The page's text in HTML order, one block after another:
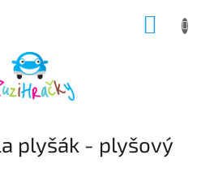
plyšák - plyšový